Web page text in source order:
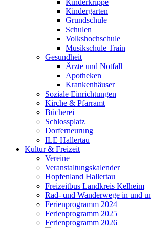
Kinderkrippe
Kindergarten
Grundschule
Schulen
Volkshochschule
Musikschule Train
Gesundheit
Ärzte und Notfall
Apotheken
Krankenhäuser
Soziale Einrichtungen
Kirche & Pfarramt
Bücherei
Schlossplatz
Dorferneurung
ILE Hallertau
Kultur & Freizeit
Vereine
Veranstaltungskalender
Hopfenland Hallertau
Freizeitbus Landkreis Kelheim
Rad- und Wanderwege in und
Ferienprogramm 2024
Ferienprogramm 2025
Ferienprogramm 2026